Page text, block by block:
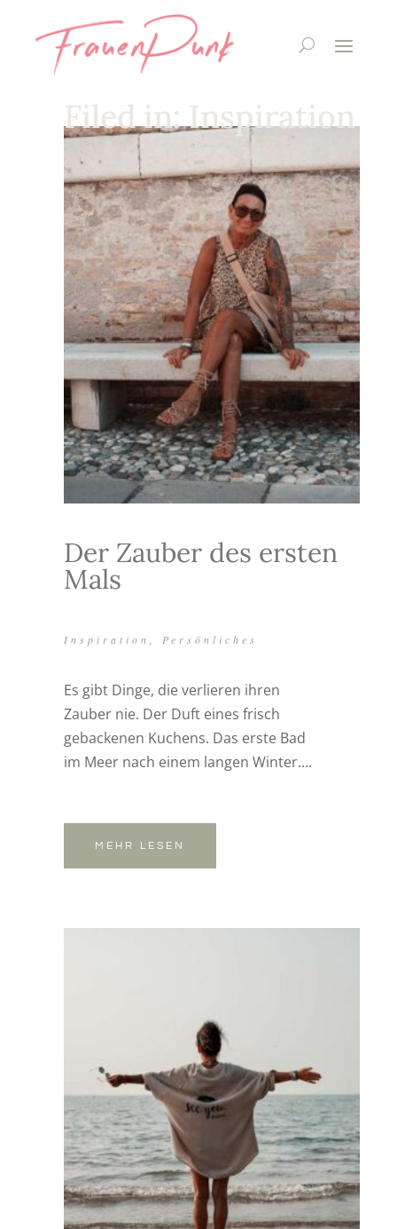
Filed in: Inspiration
Der Zauber des ersten
Mals
Inspiration Persönliches
Es gibt Dinge, die verlieren ihren
Zauber nie. Der Duft eines frisch
gebackenen Kuchens. Das erste Bad
im Meer nach einem langen Winter....
MEHR LESEN